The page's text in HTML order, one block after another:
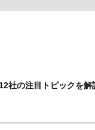
社の注目トピックを